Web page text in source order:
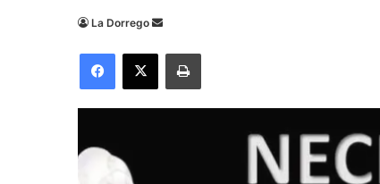
La Dorrego
Send
email
Facebook
X Imprimir